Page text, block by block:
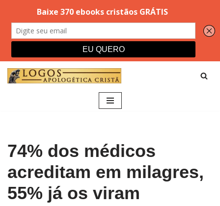
74% dos médicos
acreditam em milagres,
55% já os viram